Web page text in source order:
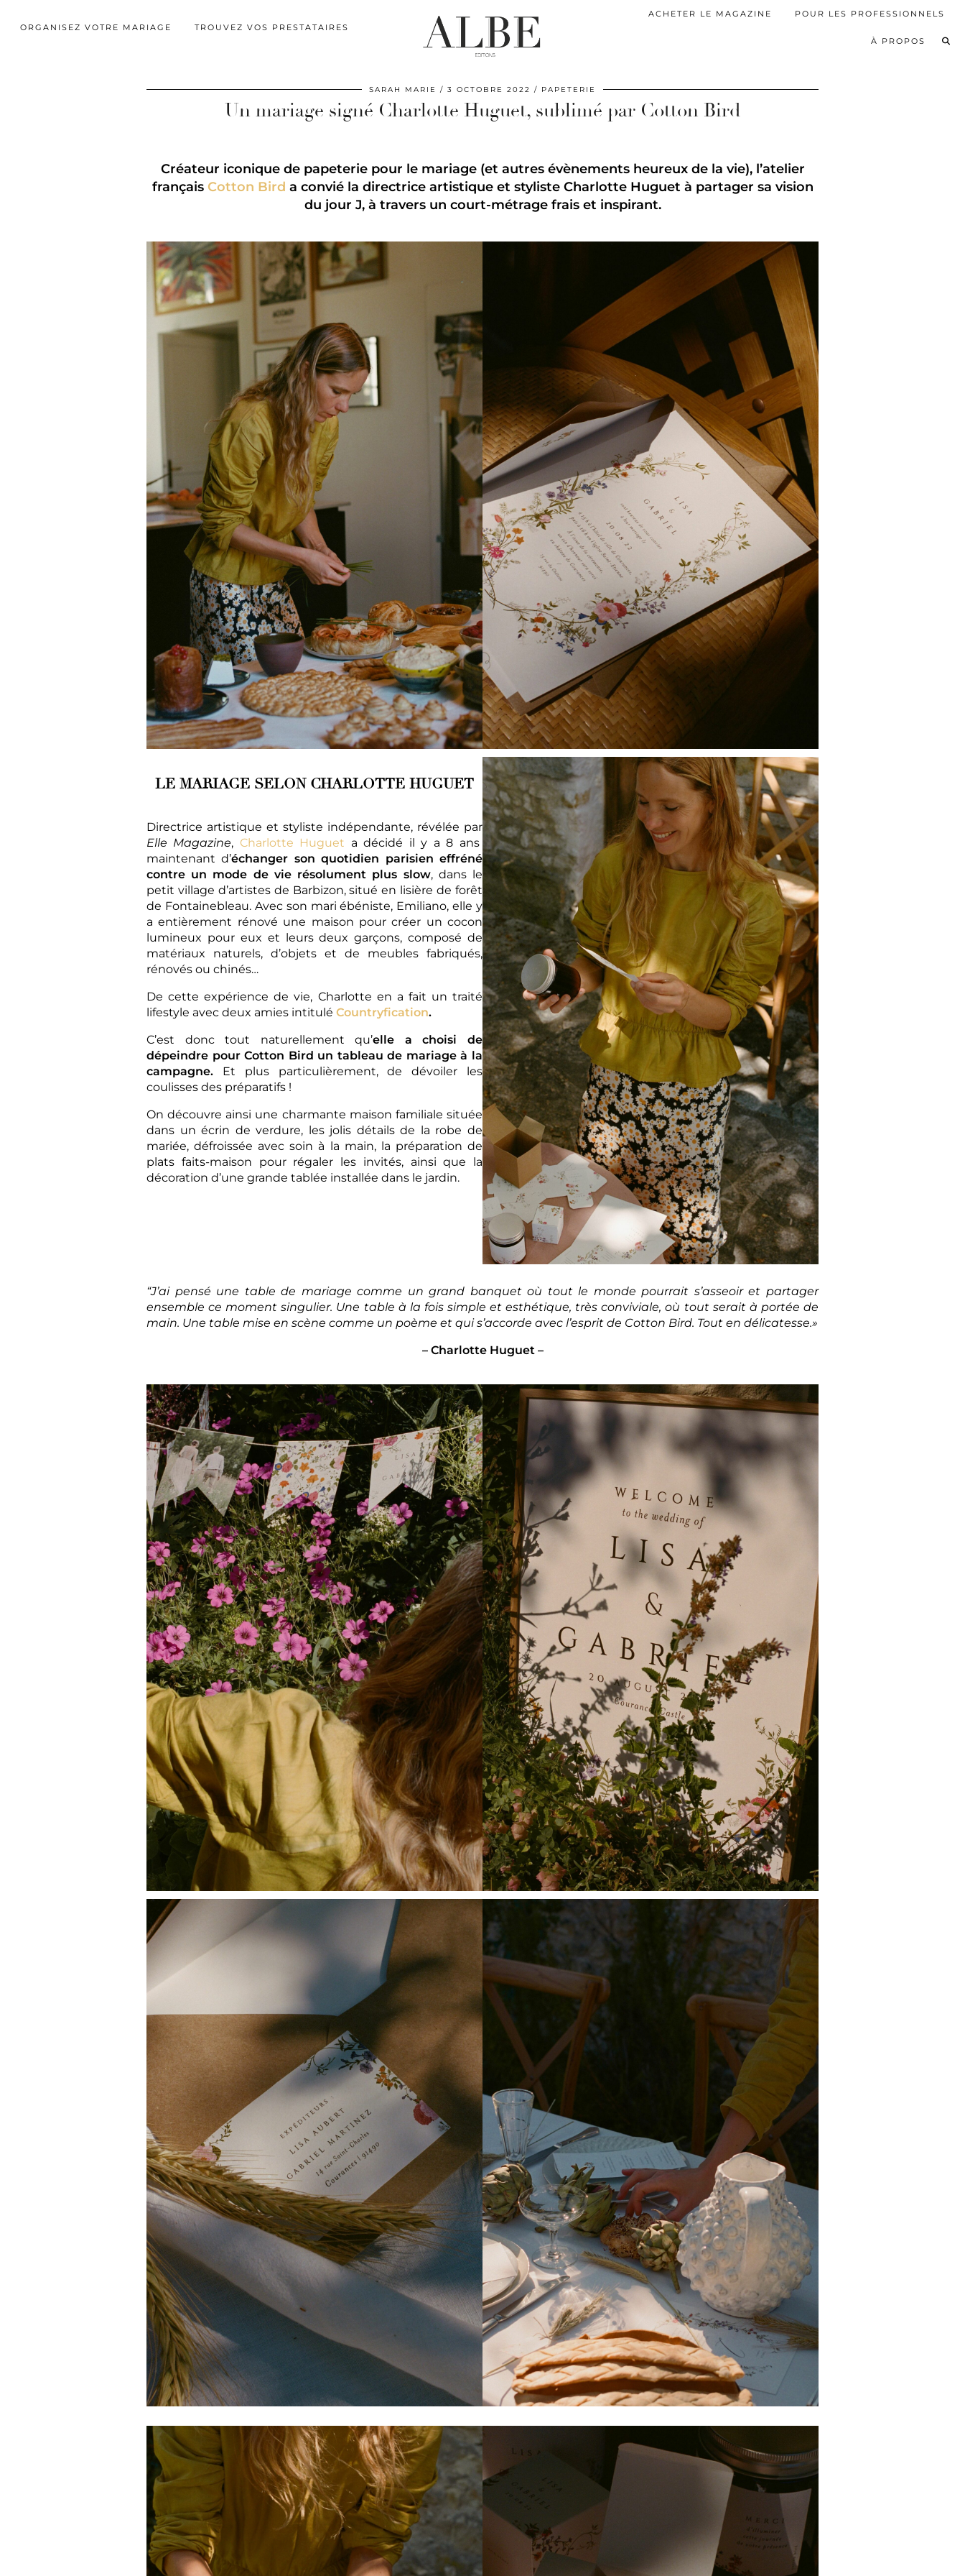
ORGANISEZ VOTRE MARIAGE TROUVEZ VOS PRESTATAIRES
ACHETER LE MAGAZINE POUR LES PROFESSIONNELS
À PROPOS
SARAH MARIE 3 OCTOBRE 2022 PAPETERIE
Un mariage signé Charlotte Huguet, sublimé par Cotton Bird
Créateur iconique de papeterie pour le mariage (et autres évènements heureux de la vie), l’atelier
français Cotton Bird a convié la directrice artistique et styliste Charlotte Huguet à partager sa vision
du jour J, à travers un court-métrage frais et inspirant.
LE MARIAGE SELON CHARLOTTE HUGUET
Directrice artistique et styliste indépendante, révélée par
Elle Magazine, Charlotte Huguet a décidé il y a 8 ans
maintenant d’échanger son quotidien parisien effréné
contre un mode de vie résolument plus slow, dans le
petit village d’artistes de Barbizon, situé en lisière de forêt
de Fontainebleau. Avec son mari ébéniste, Emiliano, elle y
a entièrement rénové une maison pour créer un cocon
lumineux pour eux et leurs deux garçons, composé de
matériaux naturels, d’objets et de meubles fabriqués,
rénovés ou chinés…
De cette expérience de vie, Charlotte en a fait un traité
lifestyle avec deux amies intitulé Countryfication.
C’est donc tout naturellement qu’elle a choisi de
dépeindre pour Cotton Bird un tableau de mariage à la
campagne. Et plus particulièrement, de dévoiler les
coulisses des préparatifs !
On découvre ainsi une charmante maison familiale située
dans un écrin de verdure, les jolis détails de la robe de
mariée, défroissée avec soin à la main, la préparation de
plats faits-maison pour régaler les invités, ainsi que la
décoration d’une grande tablée installée dans le jardin.
“J’ai pensé une table de mariage comme un grand banquet où tout le monde pourrait s’asseoir et partager
ensemble ce moment singulier. Une table à la fois simple et esthétique, très conviviale, où tout serait à portée de
main. Une table mise en scène comme un poème et qui s’accorde avec l’esprit de Cotton Bird. Tout en délicatesse.»
– Charlotte Huguet –